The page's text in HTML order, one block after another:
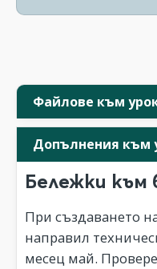
Файлове към
Допълнения към
Бележки към
При създаването
направил
месец май.